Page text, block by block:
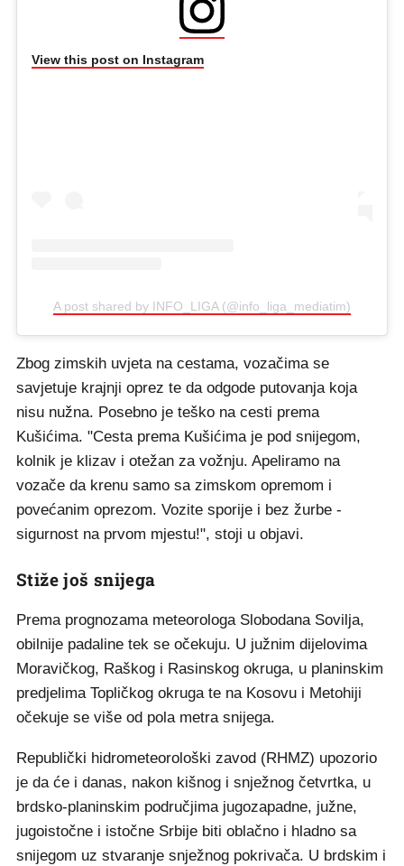
View this post on Instagram
A post shared by INFO_LIGA (@info_liga_mediatim)
Zbog zimskih uvjeta na cestama, vozačima se
savjetuje krajnji oprez te da odgode putovanja koja
nisu nužna. Posebno je teško na cesti prema
Kušićima. "Cesta prema Kušićima je pod snijegom,
kolnik je klizav i otežan za vožnju. Apeliramo na
vozače da krenu samo sa zimskom opremom i
povećanim oprezom. Vozite sporije i bez žurbe -
sigurnost na prvom mjestu!", stoji u objavi.
Stiže još snijega
Prema prognozama meteorologa Slobodana Sovilja,
obilnije padaline tek se očekuju. U južnim dijelovima
Moravičkog, Raškog i Rasinskog okruga, u planinskim
predjelima Topličkog okruga te na Kosovu i Metohiji
očekuje se više od pola metra snijega.
Republički hidrometeorološki zavod (RHMZ) upozorio
je da će i danas, nakon kišnog i snježnog četvrtka, u
brdsko-planinskim područjima jugozapadne, južne,
jugoistočne i istočne Srbije biti oblačno i hladno sa
snijegom uz stvaranje snježnog pokrivača. U brdskim i